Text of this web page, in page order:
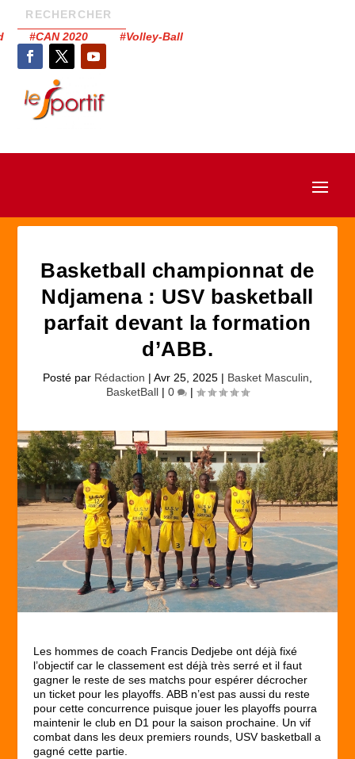
#CAN 2020 #Volley-Ball
Basketball championnat de
Ndjamena : USV basketball
parfait devant la formation
d’ABB.
Posté par Rédaction | Avr 25, 2025 | Basket Masculin
BasketBall | 0 |
Les hommes de coach Francis Dedjebe ont déjà fixé
l’objectif car le classement est déjà très serré et il faut
gagner le reste de ses matchs pour espérer décrocher
un ticket pour les playoffs. ABB n’est pas aussi du reste
pour cette concurrence puisque jouer les playoffs pourra
maintenir le club en D1 pour la saison prochaine. Un vif
combat dans les deux premiers rounds, USV basketball a
gagné cette partie.